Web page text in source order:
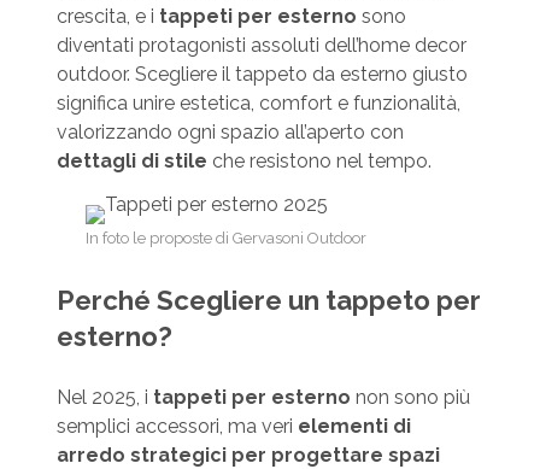
crescita, e i tappeti per esterno sono
diventati protagonisti assoluti dell’home decor
outdoor. Scegliere il tappeto da esterno giusto
significa unire estetica, comfort e funzionalità,
valorizzando ogni spazio all’aperto con
dettagli di stile che resistono nel tempo.
In foto le proposte di Gervasoni Outdoor
Perché Scegliere un tappeto per
esterno?
Nel 2025, i tappeti per esterno non sono più
semplici accessori, ma veri elementi di
arredo strategici per progettare spazi